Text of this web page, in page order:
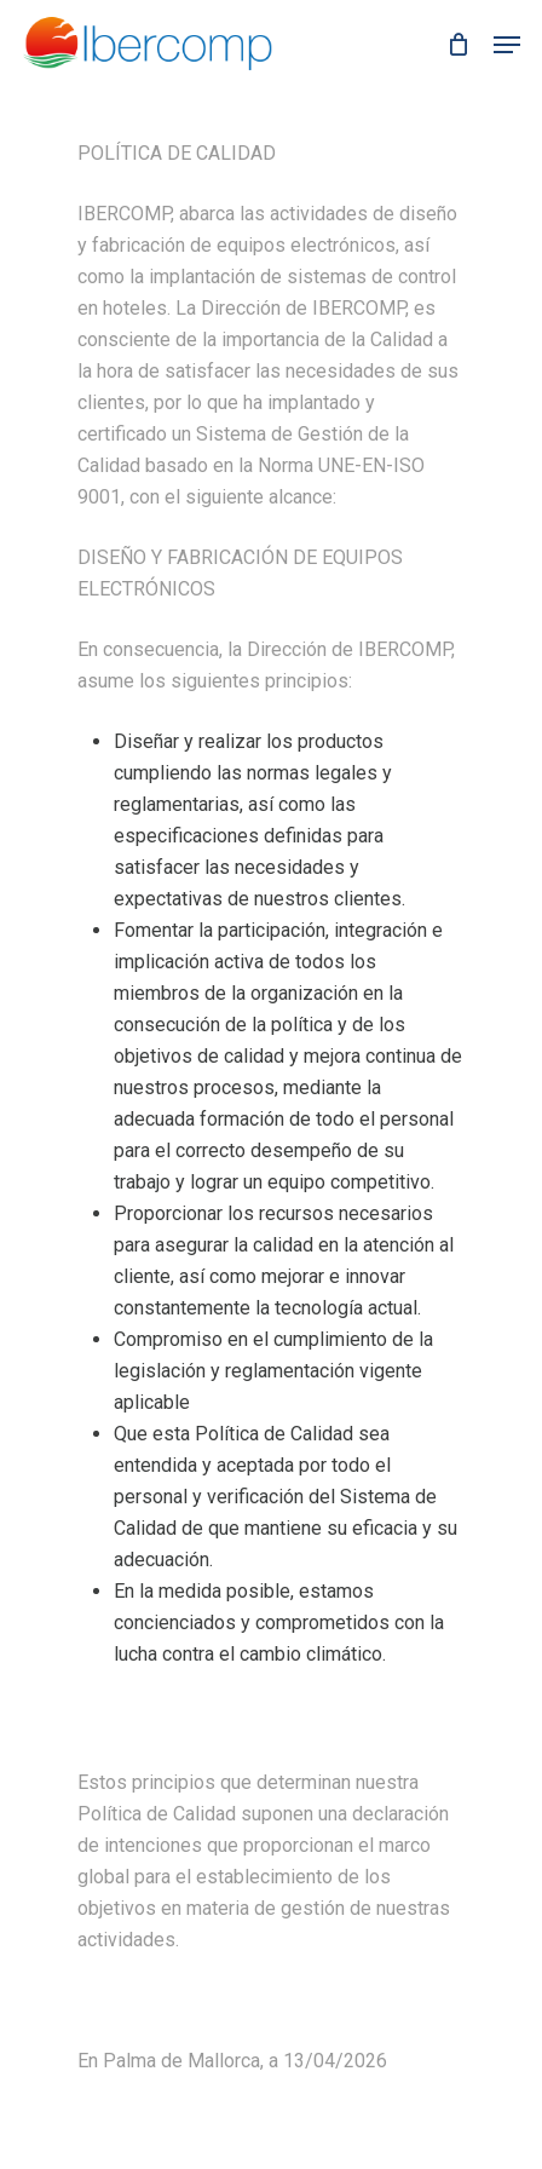
POLÍTICA DE CALIDAD
IBERCOMP, abarca las actividades de diseño
y fabricación de equipos electrónicos, así
como la implantación de sistemas de control
en hoteles. La Dirección de IBERCOMP, es
consciente de la importancia de la Calidad a
la hora de satisfacer las necesidades de sus
clientes, por lo que ha implantado y
certificado un Sistema de Gestión de la
Calidad basado en la Norma UNE-EN-ISO
9001, con el siguiente alcance:
DISEÑO Y FABRICACIÓN DE EQUIPOS
ELECTRÓNICOS
En consecuencia, la Dirección de IBERCOMP,
asume los siguientes principios:
Diseñar y realizar los productos
cumpliendo las normas legales y
reglamentarias, así como las
especificaciones definidas para
satisfacer las necesidades y
expectativas de nuestros clientes.
Fomentar la participación, integración e
implicación activa de todos los
miembros de la organización en la
consecución de la política y de los
objetivos de calidad y mejora continua de
nuestros procesos, mediante la
adecuada formación de todo el personal
para el correcto desempeño de su
trabajo y lograr un equipo competitivo.
Proporcionar los recursos necesarios
para asegurar la calidad en la atención al
cliente, así como mejorar e innovar
constantemente la tecnología actual.
Compromiso en el cumplimiento de la
legislación y reglamentación vigente
aplicable
Que esta Política de Calidad sea
entendida y aceptada por todo el
personal y verificación del Sistema de
Calidad de que mantiene su eficacia y su
adecuación.
En la medida posible, estamos
concienciados y comprometidos con la
lucha contra el cambio climático.
Estos principios que determinan nuestra
Política de Calidad suponen una declaración
de intenciones que proporcionan el marco
global para el establecimiento de los
objetivos en materia de gestión de nuestras
actividades.
En Palma de Mallorca, a 13/04/2026